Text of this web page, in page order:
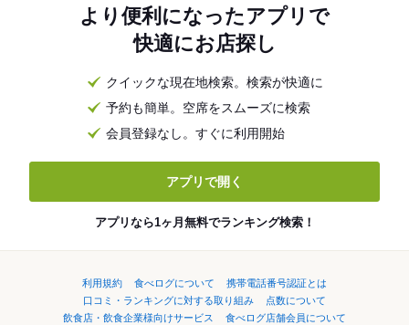
より便利になったアプリで
快適にお店探し
クイックな現在地検索。検索が快適に
予約も簡単。空席をスムーズに検索
会員登録なし。すぐに利用開始
アプリで開く
アプリなら1ヶ月無料でランキング検索！
利用規約 食べログについて
携帯電話番号認証とは
口コミ・ランキングに対する取り組み
点数について
飲食店・飲食企業様向けサービス
食べログ店舗会員について